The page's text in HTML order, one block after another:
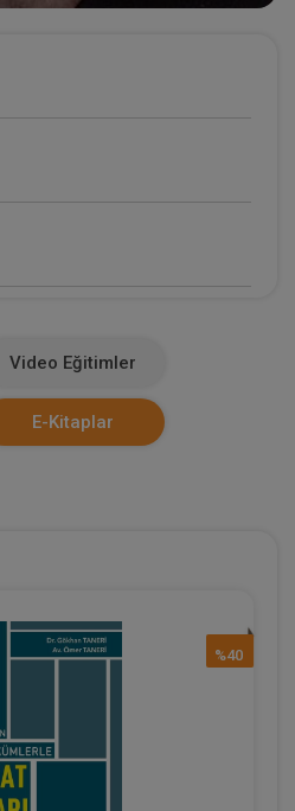
Video Eğitimler
E-Kitaplar
%40